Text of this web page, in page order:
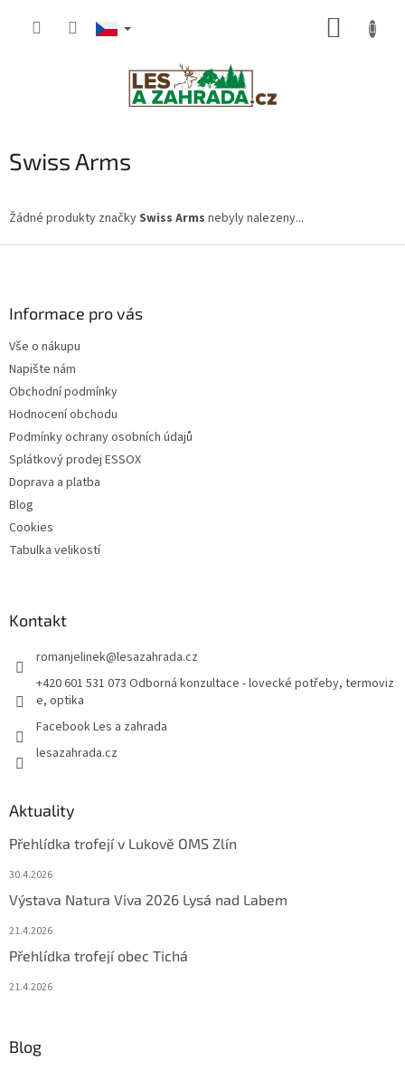
Swiss Arms
Žádné produkty značkySwiss Arms nebyly nalezeny...
Informace pro vás
Vše o nákupu
Napište nám
Obchodní podmínky
Hodnocení obchodu
Podmínky ochrany osobních údajů
Splátkový prodej ESSOX
Doprava a platba
Blog
Cookies
Tabulka velikostí
Kontakt
romanjelinek@lesazahrada.cz
+420 601 531 073 Odborná konzultace - lovecké potřeby, termoviz
e, optika
Facebook Les a zahrada
lesazahrada.cz
Aktuality
Přehlídka trofejí v Lukově OMS Zlín
30.4.2026
Výstava Natura Viva 2026 Lysá nad Labem
21.4.2026
Přehlídka trofejí obec Tichá
21.4.2026
Blog